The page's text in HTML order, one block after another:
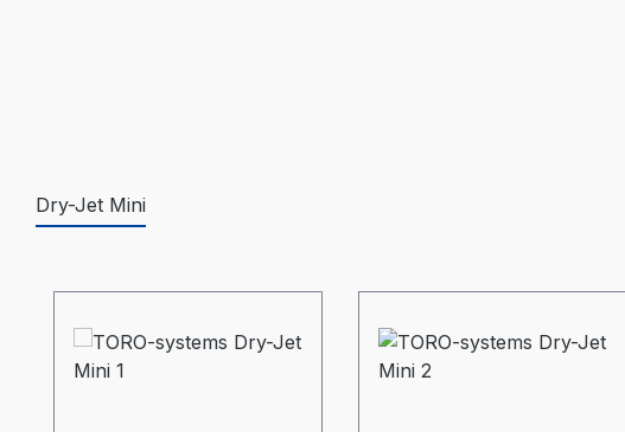
Dry-Jet Mini